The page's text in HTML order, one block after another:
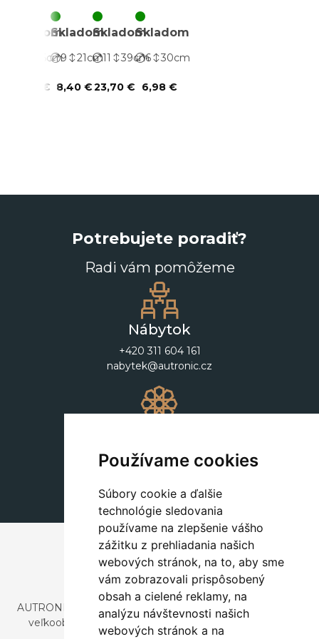
Používame cookies
Súbory cookie a ďalšie
technológie sledovania
používame na zlepšenie vášho
zážitku z prehliadania našich
webových stránok, na to, aby sme
vám zobrazovali prispôsobený
obsah a cielené reklamy, na
analýzu návštevnosti našich
webových stránok a na
strieborná
Skladom
cm
7,87 €
strieborná
Skladom
9 21cm
8,40 €
perleťou
Skladom
11 39cm
23,70 €
strieborná
Skladom
6 30cm
6,98 €
Potrebujete poradiť?
Radi vám pomôžeme
Nábytok
+420 311 604 161
nabytek@autronic.cz
+420 311 604 182
dekorace@autronic.cz
AUTRONIC, s.r.o. je spoločnosť zaoberajúca sa dovozom a
veľkoobchodným predajom dizajnového aj štýlového